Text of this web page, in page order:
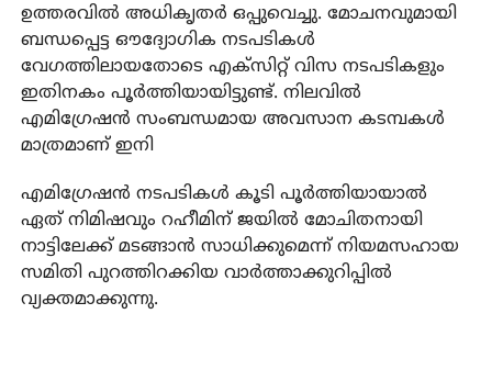
ഉത്തരവില്‍ അധികൃതര്‍ ഒപ്പുവെച്ചു. മോചനവുമായി
ബന്ധപ്പെട്ട ഔദ്യോഗിക നടപടികള്‍
വേഗത്തിലായതോടെ എക്‌സിറ്റ് വിസ നടപടികളും
ഇതിനകം പൂര്‍ത്തിയായിട്ടുണ്ട്. നിലവില്‍
എമിഗ്രേഷന്‍ സംബന്ധമായ അവസാന കടമ്പകള്‍
മാത്രമാണ് ഇനി
എമിഗ്രേഷന്‍ നടപടികള്‍ കൂടി പൂര്‍ത്തിയായാല്‍
ഏത് നിമിഷവും റഹീമിന് ജയില്‍ മോചിതനായി
നാട്ടിലേക്ക് മടങ്ങാന്‍ സാധിക്കുമെന്ന് നിയമസഹായ
സമിതി പുറത്തിറക്കിയ വാര്‍ത്താക്കുറിപ്പില്‍
വ്യക്തമാക്കുന്നു.